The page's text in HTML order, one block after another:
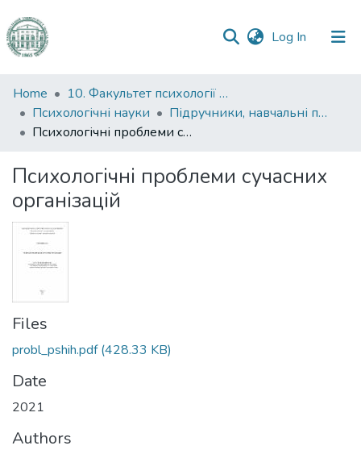
Log In (current)
Communities
&
Collections
Statistics
Home
10. Факультет психології та соціальної роботи
Психологічні науки
Підручники, навчальні посібники та інші науково- та навчально-методичні праці ФПСР (Психологічні науки)
Психологічні проблеми сучасних організацій
Психологічні проблеми сучасних
організацій
Files
probl_pshih.pdf(428.33 KB)
Date
2021
Authors